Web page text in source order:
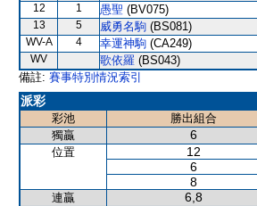
12 1 愚聖 (BV075)
13 5 威勇名駒 (BS081)
WV-A 4 幸運神駒 (CA249)
WV 歌依羅 (BS043)
備註: 賽事特別情況索引
派彩
彩池 勝出組合
獨贏
6
位置 12
6
8
連贏 6,8